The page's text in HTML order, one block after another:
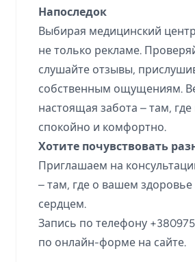
Напоследок
Выбирая медицинский
не только рекламе.
слушайте отзывы,
собственным ощущениям.
настоящая забота – там, где
спокойно и комфортно.
Хотите почувствовать
Приглашаем на
– там, где о вашем здоровье
сердцем.
Запись по телефону
по онлайн-форме на сайте.